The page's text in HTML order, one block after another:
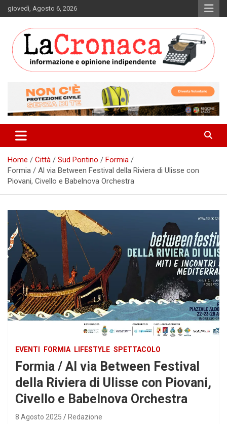
Skip
to
giovedì, Agosto 6, 2026
La Cronaca Quotidiano
Home Città Sud Pontino
Formia
Formia / Al via Between Festival della Riviera di Ulisse con
Piovani, Civello e Babelnova Orchestra
EVENTI FORMIA LIFESTYLE SPETTACOLO
Formia / Al via Between Festival
della Riviera di Ulisse con Piovani,
Civello e Babelnova Orchestra
8 Agosto 2025 Redazione